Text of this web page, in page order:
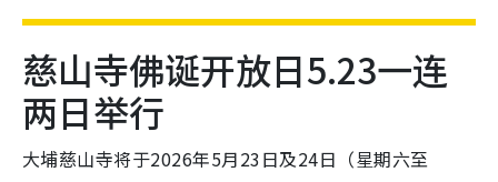
慈山寺佛诞开放日5.23一连
两日举行
大埔慈山寺将于2026年5月23日及24日（星期六至